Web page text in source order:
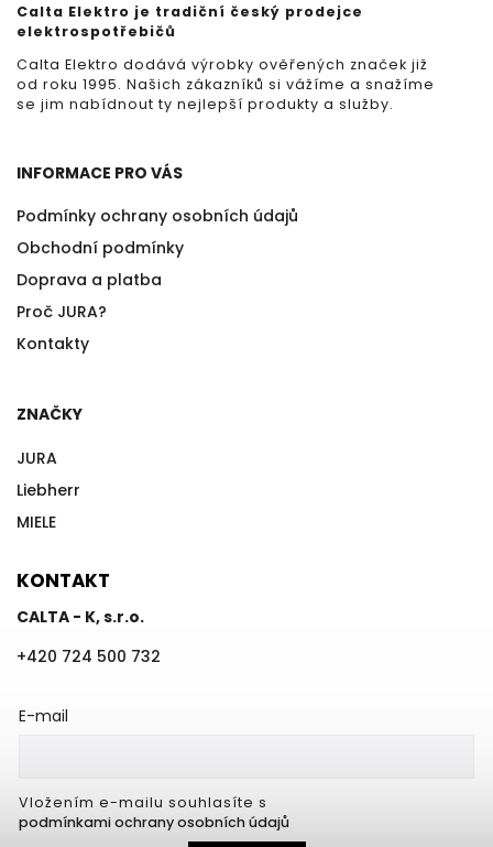
Calta Elektro je tradiční český prodejce
elektrospotřebičů
Calta Elektro dodává výrobky ověřených značek již
od roku 1995. Našich zákazníků si vážíme a snažíme
se jim nabídnout ty nejlepší produkty a služby.
INFORMACE PRO VÁS
Podmínky ochrany osobních údajů
Obchodní podmínky
Doprava a platba
Proč JURA?
Kontakty
ZNAČKY
JURA
Liebherr
MIELE
KONTAKT
CALTA - K, s.r.o.
+420 724 500 732
E-mail
Vložením e-mailu souhlasíte s
podmínkami ochrany osobních údajů